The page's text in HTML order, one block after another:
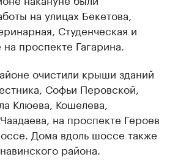
на улицах Бекетова,
Студенческая и
проспекте Гагарина.
очистили крыши зданий
Софьи Перовской,
Клюева, Кошелева,
на проспекте Героев
Дома вдоль шоссе также
района.